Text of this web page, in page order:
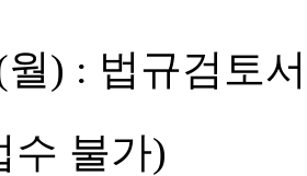
월) : 법규검토
수 불가)